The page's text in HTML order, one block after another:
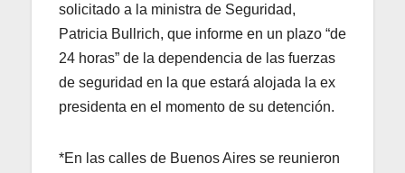
solicitado a la ministra de Seguridad,
Patricia Bullrich, que informe en un plazo “de
24 horas” de la dependencia de las fuerzas
de seguridad en la que estará alojada la ex
presidenta en el momento de su detención.
*En las calles de Buenos Aires se reunieron